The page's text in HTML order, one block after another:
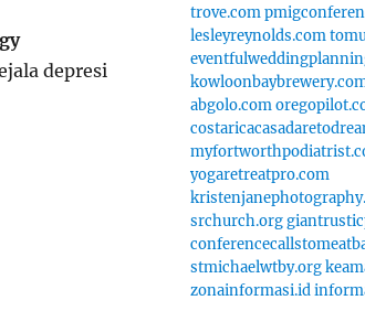
depresi
trove.com
lesleyreynolds.com
abgolo.com
yogaretreatpro.com
srchurch.org
stmichaelwtby.org
zonainformasi.id